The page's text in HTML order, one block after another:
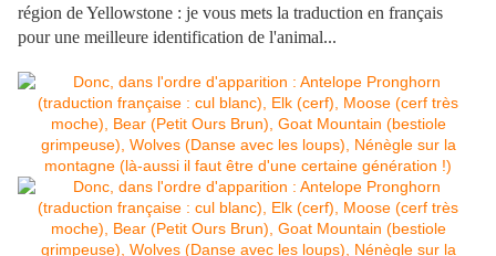
région de Yellowstone : je vous mets la traduction en français
pour une meilleure identification de l'animal...